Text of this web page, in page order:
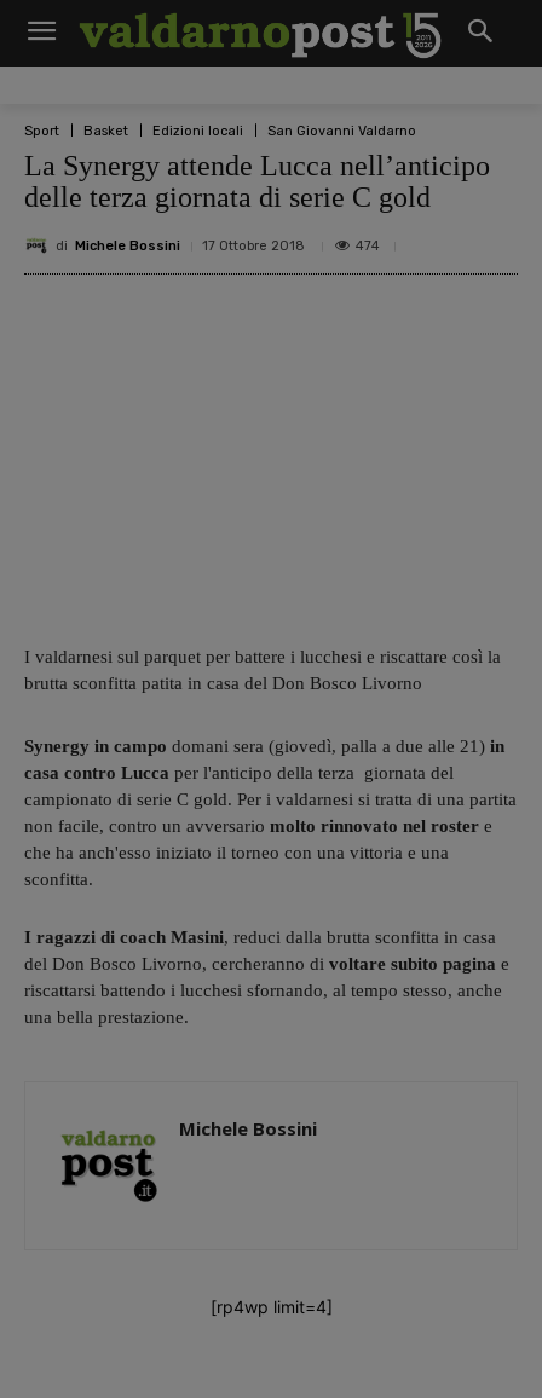
Sport Basket Edizioni locali San Giovanni Valdarno
La Synergy attende Lucca nell’anticipo
delle terza giornata di serie C gold
di Michele Bossini 17 Ottobre 2018 474
I valdarnesi sul parquet per battere i lucchesi e riscattare così la
brutta sconfitta patita in casa del Don Bosco Livorno
Synergy in campo domani sera (giovedì, palla a due alle 21) in
casa contro Lucca per l'anticipo della terza giornata del
campionato di serie C gold. Per i valdarnesi si tratta di una partita
non facile, contro un avversario molto rinnovato nel roster e
che ha anch'esso iniziato il torneo con una vittoria e una
sconfitta.
I ragazzi di coach Masini, reduci dalla brutta sconfitta in casa
del Don Bosco Livorno, cercheranno di voltare subito pagina e
riscattarsi battendo i lucchesi sfornando, al tempo stesso, anche
una bella prestazione.
Michele Bossini
[rp4wp limit=4]